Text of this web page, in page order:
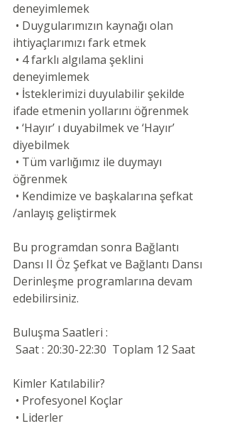
deneyimlemek
ihtiyaçlarımızı fark etmek
deneyimlemek
ifade etmenin yollarını öğrenmek
diyebilmek
öğrenmek
/anlayış geliştirmek
Bu programdan sonra Bağlantı
Dansı II Öz Şefkat ve Bağlantı Dansı
Derinleşme programlarına devam
edebilirsiniz.
Buluşma Saatleri :
Saat : 20:30-22:30  Toplam 12 Saat
Kimler Katılabilir?
• Profesyonel Koçlar
• Liderler